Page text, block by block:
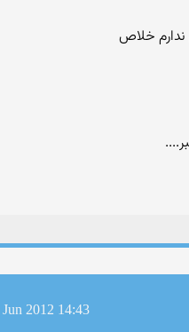
خلاص
Jun 2012 14:43